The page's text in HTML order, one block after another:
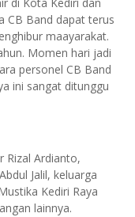
di Kota Kediri dan
CB Band dapat terus
maayarakat.
Momen hari jadi
personel CB Band
ini sangat ditunggu
Rizal Ardianto,
Jalil, keluarga
Kediri Raya
lainnya.